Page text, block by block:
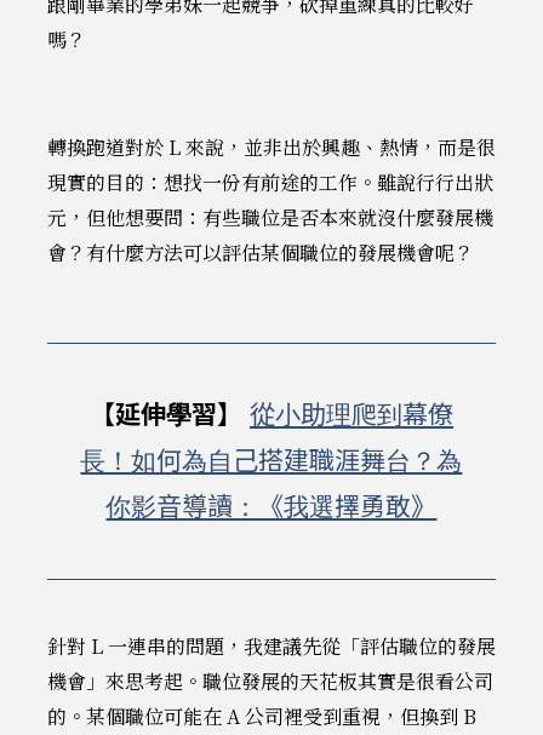
嗎？
轉換跑道對於 L 來說，並非出於興趣、熱情，而是很
現實的目的：想找一份有前途的工作。雖說行行出狀
元，但他想要問：有些職位是否本來就沒什麼發展機
會？有什麼方法可以評估某個職位的發展機會呢？
【延伸學習】
從小助理爬到幕僚
長！如何為自己搭建職涯舞台？為
你影音導讀：《我選擇勇敢》
針對 L 一連串的問題，我建議先從「評估職位的發展
機會」來思考起。職位發展的天花板其實是很看公司
的。某個職位可能在 A 公司裡受到重視，但換到 B